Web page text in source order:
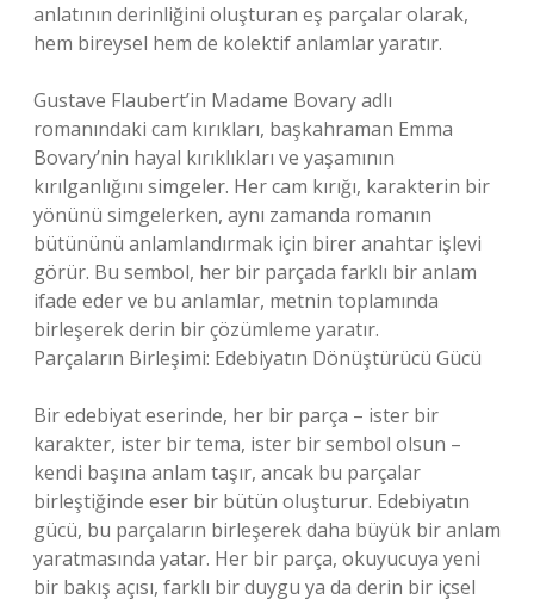
anlatının derinliğini oluşturan eş parçalar olarak,
hem bireysel hem de kolektif anlamlar yaratır.
Gustave Flaubert’in Madame Bovary adlı
romanındaki cam kırıkları, başkahraman Emma
Bovary’nin hayal kırıklıkları ve yaşamının
kırılganlığını simgeler. Her cam kırığı, karakterin bir
yönünü simgelerken, aynı zamanda romanın
bütününü anlamlandırmak için birer anahtar işlevi
görür. Bu sembol, her bir parçada farklı bir anlam
ifade eder ve bu anlamlar, metnin toplamında
birleşerek derin bir çözümleme yaratır.
Parçaların Birleşimi: Edebiyatın Dönüştürücü Gücü
Bir edebiyat eserinde, her bir parça – ister bir
karakter, ister bir tema, ister bir sembol olsun –
kendi başına anlam taşır, ancak bu parçalar
birleştiğinde eser bir bütün oluşturur. Edebiyatın
gücü, bu parçaların birleşerek daha büyük bir anlam
yaratmasında yatar. Her bir parça, okuyucuya yeni
bir bakış açısı, farklı bir duygu ya da derin bir içsel